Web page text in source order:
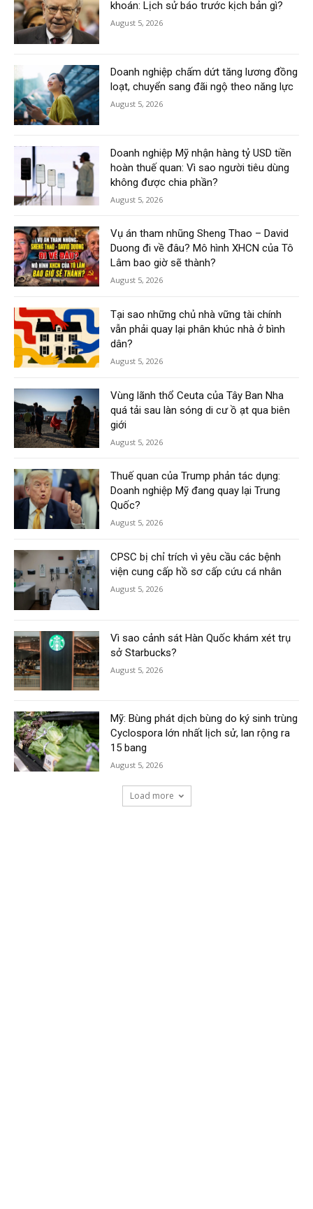
khoán: Lịch sử báo trước kịch bản gì?
August 5, 2026
Doanh nghiệp chấm dứt tăng lương đồng
loạt, chuyển sang đãi ngộ theo năng lực
August 5, 2026
Doanh nghiệp Mỹ nhận hàng tỷ USD tiền
hoàn thuế quan: Vì sao người tiêu dùng
không được chia phần?
August 5, 2026
Vụ án tham nhũng Sheng Thao – David
Duong đi về đâu? Mô hình XHCN của Tô
Lâm bao giờ sẽ thành?
August 5, 2026
Tại sao những chủ nhà vững tài chính
vẫn phải quay lại phân khúc nhà ở bình
dân?
August 5, 2026
Vùng lãnh thổ Ceuta của Tây Ban Nha
quá tải sau làn sóng di cư ồ ạt qua biên
giới
August 5, 2026
Thuế quan của Trump phản tác dụng:
Doanh nghiệp Mỹ đang quay lại Trung
Quốc?
August 5, 2026
CPSC bị chỉ trích vì yêu cầu các bệnh
viện cung cấp hồ sơ cấp cứu cá nhân
August 5, 2026
Vì sao cảnh sát Hàn Quốc khám xét trụ
sở Starbucks?
August 5, 2026
Mỹ: Bùng phát dịch bùng do ký sinh trùng
Cyclospora lớn nhất lịch sử, lan rộng ra
15 bang
August 5, 2026
Load more